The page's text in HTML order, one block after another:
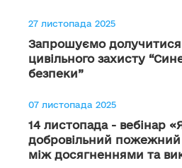
27 листопада 2025
Запрошуємо
цивільного захисту
безпеки”
07 листопада 2025
14 листопада - вебінар
добровільний пожежний
між досягненнями та